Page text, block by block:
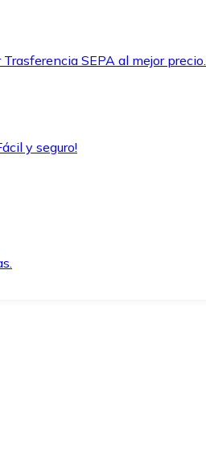
SEPA al mejor precio.
y seguro!